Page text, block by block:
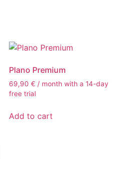
Plano Premium
69,90 € / month with a 14-day
free trial
Add to cart